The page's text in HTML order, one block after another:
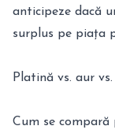
anticipeze dacă
surplus pe piața
Platină vs. aur
Cum se